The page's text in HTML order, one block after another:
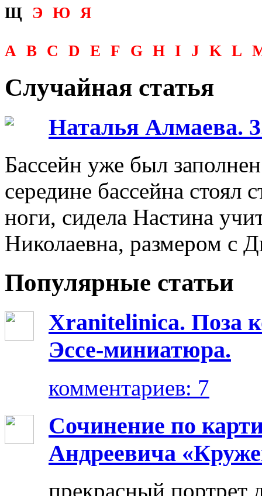
Щ Э Ю Я
A B C D E F G H I J K L
Случайная статья
Наталья Алмаева.
Бассейн уже был
середине бассейна стоял
ноги, сидела Настина
Николаевна, размером с
Популярные статьи
Xranitelinica. Поза
Эссе-миниатюра.
комментариев: 7
Сочинение по
Андреевича
прекрасный портрет